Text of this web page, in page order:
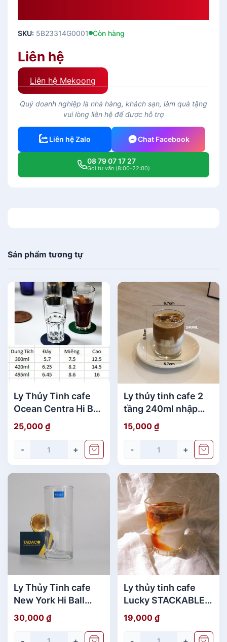
SKU: 5B23314G0001 Còn hàng
Liên hệ
Liên hệ Mekoong
Quý doanh nghiệp là nhà hàng, khách sạn, làm quà tặng
vui lòng liên hệ để được hỗ trợ
Liên hệ Zalo Chat Facebook
08 79 07 17 27
Gọi tư vấn (8:00-22:00)
Sản phẩm tương tự
Ly Thủy Tinh cafe
Ocean Centra Hi Ball
giá rẻ chính hãng
25,000 ₫
- +
Ly thủy tinh cafe 2
tầng 240ml nhập
khẩu THÁI LAN
15,000 ₫
- +
Ly Thủy Tinh cafe
New York Hi Ball
270ml UNION
30,000 ₫
Ly thủy tinh cafe
Lucky STACKABLE
TUMBLER 202ml
chính hãng
19,000 ₫